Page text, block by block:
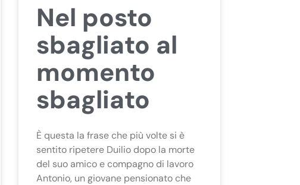
Nel posto
sbagliato al
momento
sbagliato
È questa la frase che più volte si è
sentito ripetere Duilio dopo la morte
del suo amico e compagno di lavoro
Antonio, un giovane pensionato che